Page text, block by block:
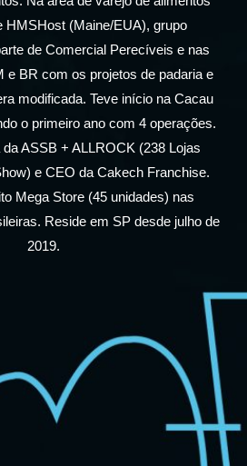
HMSHost (Maine/EUA), grupo
de Comercial Perecíveis e nas
e BR com os projetos de padaria e
modificada. Teve início na Cacau
o primeiro ano com 4 operações.
ASSB + ALLROCK (238 Lojas
e CEO da Cakech Franchise.
Mega Store (45 unidades) nas
Reside em SP desde julho de
2019.